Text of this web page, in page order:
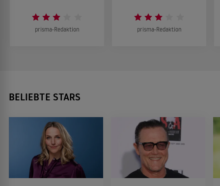
prisma-Redaktion prisma-Redaktion
BELIEBTE STARS